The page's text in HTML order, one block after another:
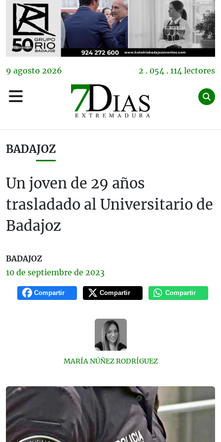
9 agosto 2026 2 . 054 . 114 lectores
BADAJOZ
Un joven de 29 años
trasladado al Universitario de
Badajoz
BADAJOZ
10 de septiembre de 2023
Compartir Compartir Compartir
MARÍA NÚÑEZ RODRÍGUEZ